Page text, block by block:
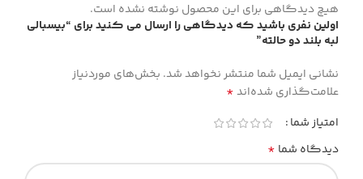
هیچ دیدگاهی برای این محصول نوشته نشده است.
اولین نفری باشید که دیدگاهی را ارسال می کنید برای “بیسبالی
لبه بلند دو حالته”
نشانی ایمیل شما منتشر نخواهد شد. بخش‌های موردنیاز
علامت‌گذاری شده‌اند*
امتیاز شما
دیدگاه شما *